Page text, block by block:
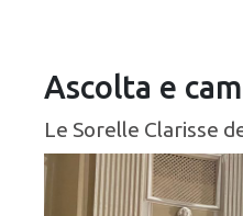
Ascolta e
Le Sorelle Clarisse